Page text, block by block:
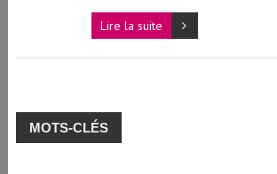
Lire la suite
MOTS-CLÉS